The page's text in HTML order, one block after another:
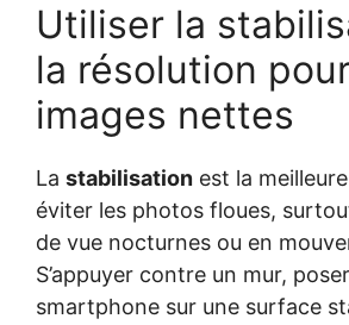
Utiliser la
la résolution
images nettes
La stabilisation est la
éviter les photos floues,
de vue nocturnes ou en
S’appuyer contre un mur,
smartphone sur une surface